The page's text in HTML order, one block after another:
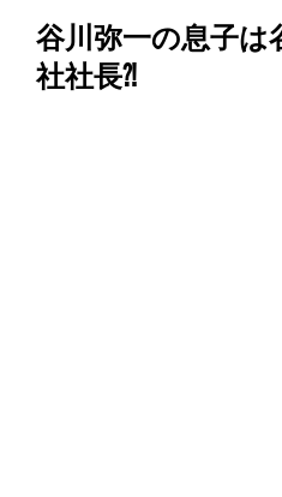
谷川弥一の息子は
社社長⁈